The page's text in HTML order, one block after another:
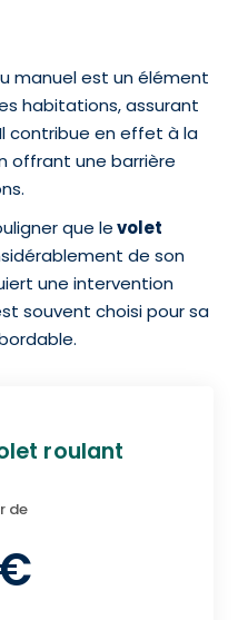
manuel est un élément
habitations, assurant
contribue en effet à la
offrant une barrière
que levolet
de son
une intervention
souvent choisi pour sa
roulant
de